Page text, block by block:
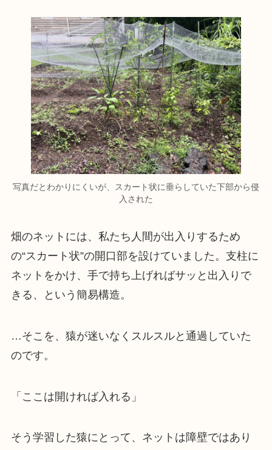
写真だとわかりにくいが、スカート状に垂らしていた下部から侵
入された
畑のネットには、私たち人間が出入りするため
の“スカート状”の開口部を設けていました。支柱に
ネットをかけ、手で持ち上げればサッと出入りで
きる、という簡易構造。
…そこを、猿が迷いなくスルスルと通過していた
のです。
「ここは開ければ入れる」
そう学習した猿にとって、ネットは障壁ではあり